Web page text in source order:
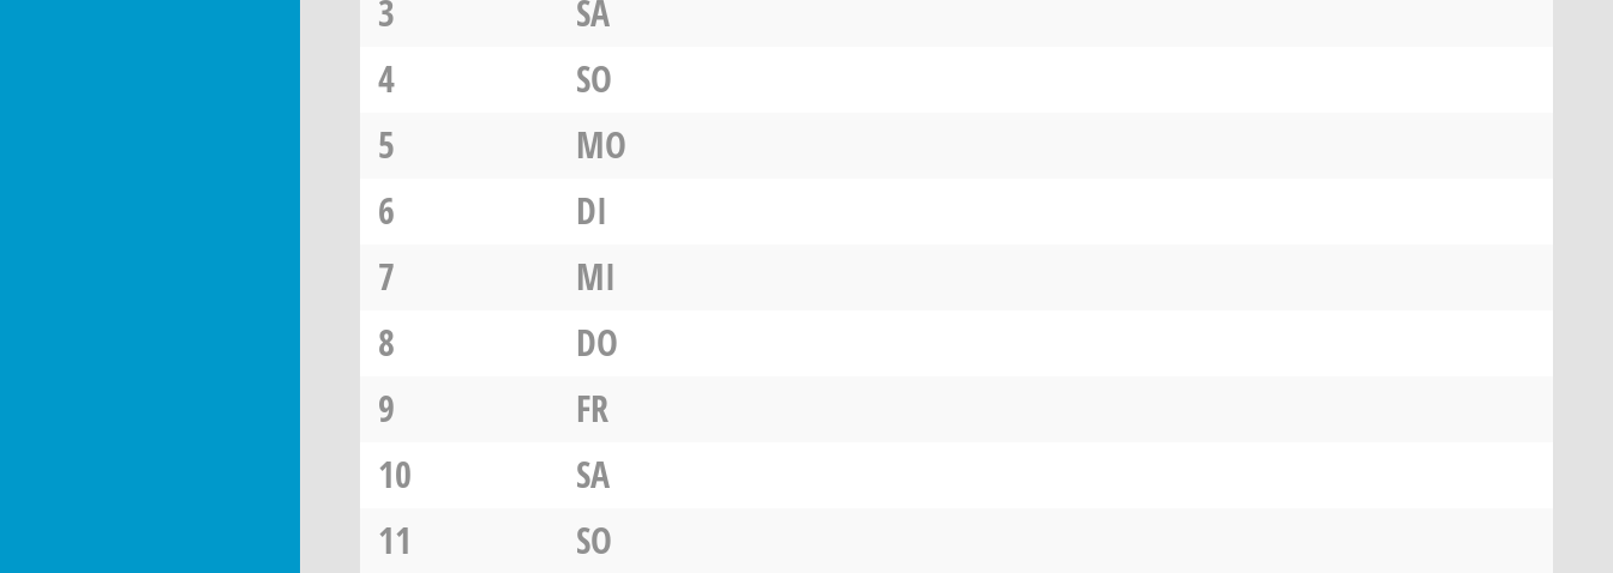
3
SA
4
SO
5
MO
6
DI
7
MI
8
DO
9
FR
10
SA
11
SO